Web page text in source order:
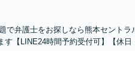
で弁護士をお探しなら熊本セントラ
【LINE24時間予約受付可】【休日